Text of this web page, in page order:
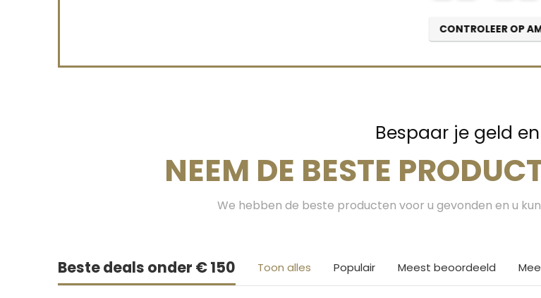
CONTROLEER OP AMAZON
Bespaar je geld
NEEM DE BESTE
We hebben de beste producten voor u gevonden en u
Beste deals onder € 150 Toon alles Populair Meest beoordeeld